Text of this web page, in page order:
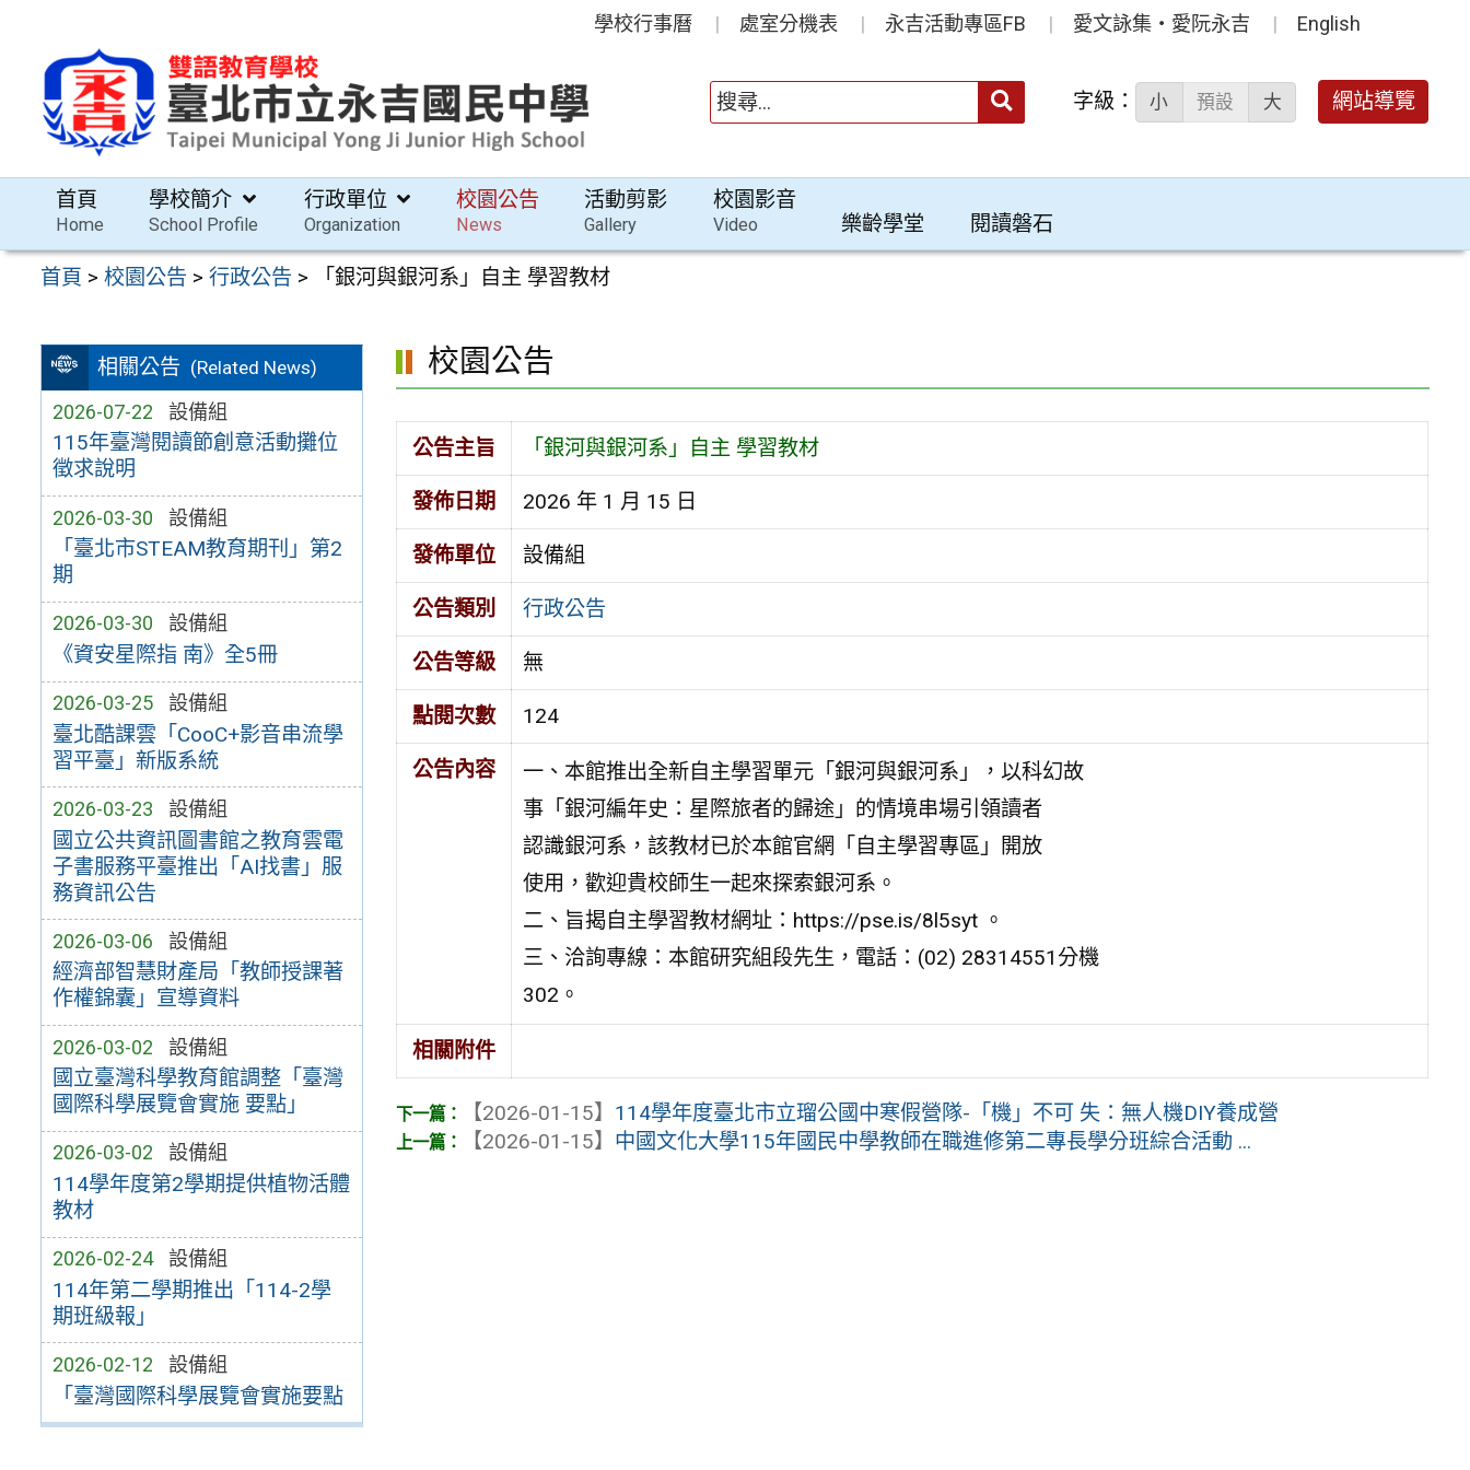
容
學校行事曆 處室分機表 永吉活動專區FB 愛文詠集‧愛阮永吉 English
送出 字級： 小 預設 大 網站導覽
首頁
Home
學校簡介
School Profile
行政單位
Organization
校園公告
News
活動剪影
Gallery
校園影音
Video 樂齡學堂 閱讀磐石
首頁 >校園公告 >行政公告 > 「銀河與銀河系」自主 學習教材
相關公告 (Related News)
2026-07-22 設備組
115年臺灣閱讀節創意活動攤位
徵求說明
2026-03-30 設備組
「臺北市STEAM教育期刊」第2
期
2026-03-30 設備組
《資安星際指 南》全5冊
2026-03-25 設備組
臺北酷課雲「CooC+影音串流學
習平臺」新版系統
2026-03-23 設備組
國立公共資訊圖書館之教育雲電
子書服務平臺推出「AI找書」服
務資訊公告
2026-03-06 設備組
經濟部智慧財產局「教師授課著
作權錦囊」宣導資料
2026-03-02 設備組
國立臺灣科學教育館調整「臺灣
國際科學展覽會實施 要點」
2026-03-02 設備組
114學年度第2學期提供植物活體
教材
2026-02-24 設備組
114年第二學期推出「114-2學
期班級報」
2026-02-12 設備組
「臺灣國際科學展覽會實施要點
校園公告
公告主旨 「銀河與銀河系」自主 學習教材
發佈日期 2026 年 1 月 15 日
發佈單位 設備組
公告類別 行政公告
公告等級 無
點閱次數 124
公告內容
一、本館推出全新自主學習單元「銀河與銀河系」，以科幻故
事「銀河編年史：星際旅者的歸途」的情境串場引領讀者
認識銀河系，該教材已於本館官網「自主學習專區」開放
使用，歡迎貴校師生一起來探索銀河系。
二、旨揭自主學習教材網址：https://pse.is/8l5syt 。
三、洽詢專線：本館研究組段先生，電話：(02) 28314551分機
302。
相關附件
【2026-01-15】 114學年度臺北市立瑠公國中寒假營隊-「機」不可 失：無人機DIY養成營
【2026-01-15】 中國文化大學115年國民中學教師在職進修第二專長學分班綜合活動 ...